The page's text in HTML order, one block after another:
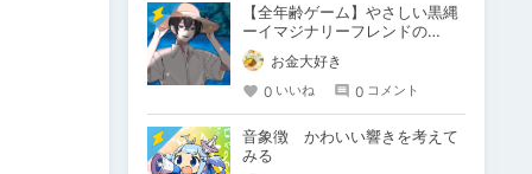
【全年齢ゲーム】やさしい黒縄
ーイマジナリーフレンドの
「彼」と過ごすおぼんやすみー
お金大好き
0 いいね 0 コメント
音象徴 かわいい響きを考えて
みる